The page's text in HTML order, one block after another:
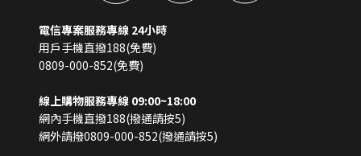
電信專案服務專線 24小時
用戶手機直撥188(免費)
0809-000-852(免費)
線上購物服務專線 09:00~18:00
網內手機直撥188(撥通請按5)
網外請撥0809-000-852(撥通請按5)